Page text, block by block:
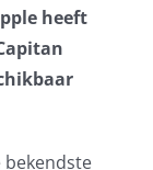
heeft
bekendste